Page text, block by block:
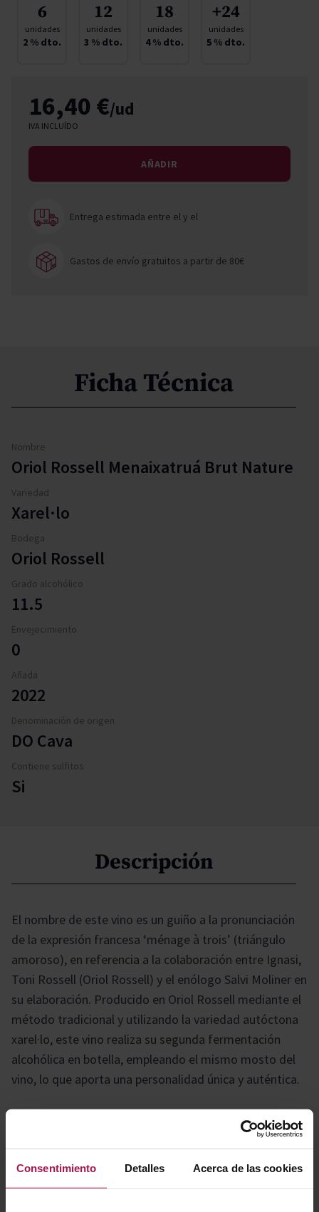
Consentimiento Detalles Acerca de las cookies
6
unidades
2 % dto.
12
unidades
3 % dto.
18
unidades
4% dto.
+24
unidades
5 % dto.
16,40 €/ud
IVA INCLUÍDO
AÑADIR
Entrega estimada entre ely el
Gastos de envío gratuitos a partir de 80€
Ficha Técnica
Nombre
Oriol Rossell Menaixatruá Brut Nature
Variedad
Xarel·lo
Bodega
Oriol Rossell
Grado alcohólico
11.5
Envejecimiento
0
Añada
2022
Denominación de origen
DO Cava
Contiene sulfitos
Si
Descripción
El nombre de este vino es un guiño a la pronunciación
de la expresión francesa ‘ménage à trois’ (triángulo
amoroso), en referencia a la colaboración entre Ignasi,
Toni Rossell (Oriol Rossell) y el enólogo Salvi Moliner en
su elaboración. Producido en Oriol Rossell mediante el
método tradicional y utilizando la variedad autóctona
xarel·lo, este vino realiza su segunda fermentación
alcohólica en botella, empleando el mismo mosto del
vino, lo que aporta una personalidad única y auténtica.
Ideal para armonizar con patita asada acompañada de